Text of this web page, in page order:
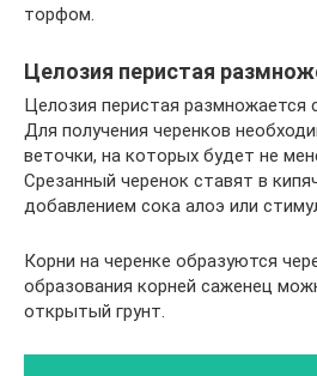
торфом.
Целозия перистая
Целозия перистая размножается
Для получения черенков
веточки, на которых будет не
Срезанный черенок ставят в
добавлением сока алоэ или
Корни на черенке образуются
образования корней саженец
открытый грунт.